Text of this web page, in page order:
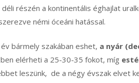
részén a kontinentális éghajlat
némi óceáni hatással.
bármely szakában eshet, a nyár
elérheti a 25-30-35 fokot, míg
leszünk, de a négy évszak elvet